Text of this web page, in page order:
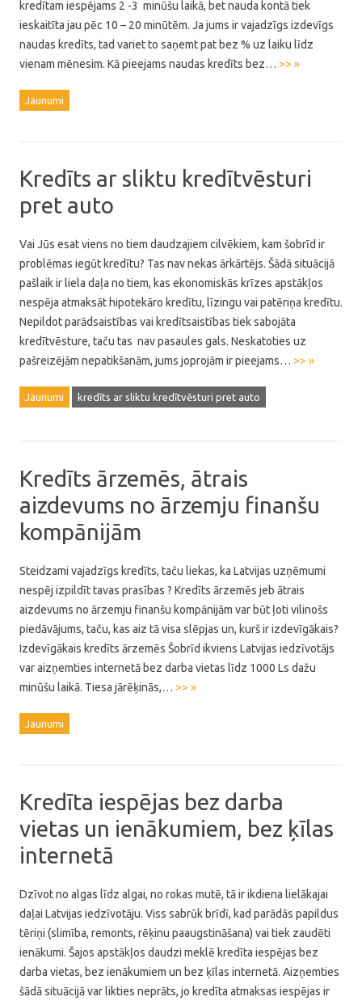
kredītam iespējams 2 -3 minūšu laikā, bet nauda kontā tiek
ieskaitīta jau pēc 10 – 20 minūtēm. Ja jums ir vajadzīgs izdevīgs
naudas kredīts, tad variet to saņemt pat bez % uz laiku līdz
vienam mēnesim. Kā pieejams naudas kredīts bez… >> »
Jaunumi
Kredīts ar sliktu kredītvēsturi
pret auto
Vai Jūs esat viens no tiem daudzajiem cilvēkiem, kam šobrīd ir
problēmas iegūt kredītu? Tas nav nekas ārkārtējs. Šādā situācijā
pašlaik ir liela daļa no tiem, kas ekonomiskās krīzes apstākļos
nespēja atmaksāt hipotekāro kredītu, līzingu vai patēriņa kredītu.
Nepildot parādsaistības vai kredītsaistības tiek sabojāta
kredītvēsture, taču tas nav pasaules gals. Neskatoties uz
pašreizējām nepatikšanām, jums joprojām ir pieejams… >> »
Jaunumi kredīts ar sliktu kredītvēsturi pret auto
Kredīts ārzemēs, ātrais
aizdevums no ārzemju finanšu
kompānijām
Steidzami vajadzīgs kredīts, taču liekas, ka Latvijas uzņēmumi
nespēj izpildīt tavas prasības ? Kredīts ārzemēs jeb ātrais
aizdevums no ārzemju finanšu kompānijām var būt ļoti vilinošs
piedāvājums, taču, kas aiz tā visa slēpjas un, kurš ir izdevīgākais?
Izdevīgākais kredīts ārzemēs Šobrīd ikviens Latvijas iedzīvotājs
var aizņemties internetā bez darba vietas līdz 1000 Ls dažu
minūšu laikā. Tiesa jārēķinās,… >> »
Jaunumi
Kredīta iespējas bez darba
vietas un ienākumiem, bez ķīlas
internetā
Dzīvot no algas līdz algai, no rokas mutē, tā ir ikdiena lielākajai
daļai Latvijas iedzīvotāju. Viss sabrūk brīdī, kad parādās papildus
tēriņi (slimība, remonts, rēķinu paaugstināšana) vai tiek zaudēti
ienākumi. Šajos apstākļos daudzi meklē kredīta iespējas bez
darba vietas, bez ienākumiem un bez ķīlas internetā. Aizņemties
šādā situācijā var likties neprāts, jo kredīta atmaksas iespējas ir